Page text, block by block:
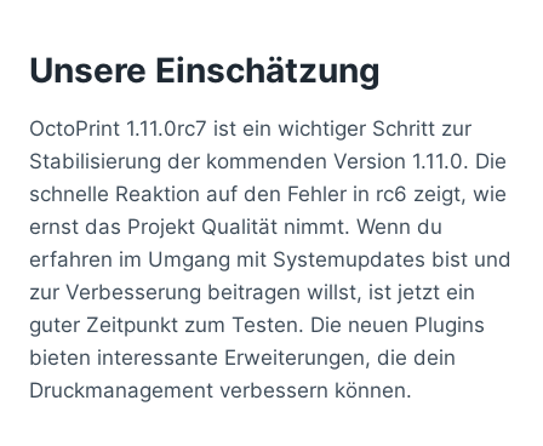
Unsere Einschätzung
OctoPrint 1.11.0rc7 ist ein wichtiger Schritt zur
Stabilisierung der kommenden Version 1.11.0. Die
schnelle Reaktion auf den Fehler in rc6 zeigt, wie
ernst das Projekt Qualität nimmt. Wenn du
erfahren im Umgang mit Systemupdates bist und
zur Verbesserung beitragen willst, ist jetzt ein
guter Zeitpunkt zum Testen. Die neuen Plugins
bieten interessante Erweiterungen, die dein
Druckmanagement verbessern können.